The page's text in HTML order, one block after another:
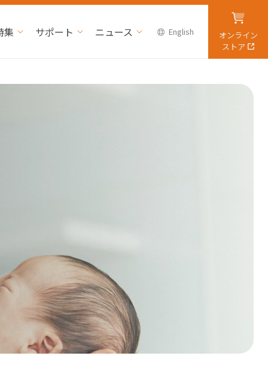
集 サポート ニュース English
オンライン
ストア